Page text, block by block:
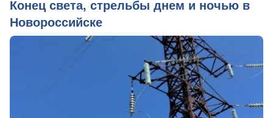
Конец света, стрельбы днем и ночью в
Новороссийске